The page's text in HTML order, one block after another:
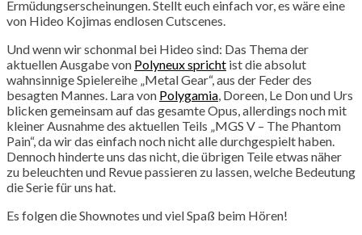
Ermüdungserscheinungen. Stellt euch einfach vor, es wäre eine
von Hideo Kojimas endlosen Cutscenes.
Und wenn wir schonmal bei Hideo sind: Das Thema der
aktuellen Ausgabe von Polyneux spricht ist die absolut
wahnsinnige Spielereihe „Metal Gear“, aus der Feder des
besagten Mannes. Lara von Polygamia , Doreen, Le Don und Urs
blicken gemeinsam auf das gesamte Opus, allerdings noch mit
kleiner Ausnahme des aktuellen Teils „MGS V – The Phantom
Pain“, da wir das einfach noch nicht alle durchgespielt haben.
Dennoch hinderte uns das nicht, die übrigen Teile etwas näher
zu beleuchten und Revue passieren zu lassen, welche Bedeutung
die Serie für uns hat.
Es folgen die Shownotes und viel Spaß beim Hören!